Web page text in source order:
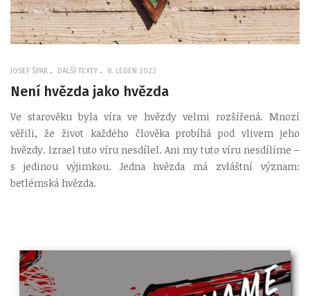
JOSEF ŠPAK DALŠÍ TEXTY 8. LEDEN 2023
Není hvězda jako hvězda
Ve starověku byla víra ve hvězdy velmi rozšířená. Mnozí
věřili, že život každého člověka probíhá pod vlivem jeho
hvězdy. Izrael tuto víru nesdílel. Ani my tuto víru nesdílíme –
s jedinou výjimkou. Jedna hvězda má zvláštní význam:
betlémská hvězda.